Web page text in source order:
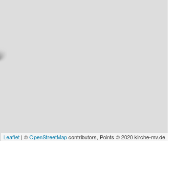
Leaflet| ©OpenStreetMapcontributors, Points © 2020 kirche-mv.de